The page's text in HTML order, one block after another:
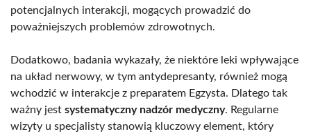
potencjalnych interakcji, mogących prowadzić do
poważniejszych problemów zdrowotnych.
Dodatkowo, badania wykazały, że niektóre leki wpływające
na układ nerwowy, w tym antydepresanty, również mogą
wchodzić w interakcje z preparatem Egzysta. Dlatego tak
ważny jest systematyczny nadzór medyczny. Regularne
wizyty u specjalisty stanowią kluczowy element, który